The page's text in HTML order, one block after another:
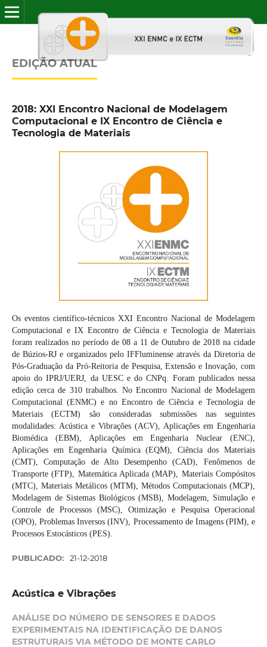
EDIÇÃO ATUAL
2018: XXI Encontro Nacional de Modelagem
Computacional e IX Encontro de Ciência e
Tecnologia de Materiais
Os eventos científico-técnicos XXI Encontro Nacional de Modelagem
Computacional e IX Encontro de Ciência e Tecnologia de Materiais
foram realizados no período de 08 a 11 de Outubro de 2018 na cidade
de Búzios-RJ e organizados pelo IFFluminense através da Diretoria de
Pós-Graduação da Pró-Reitoria de Pesquisa, Extensão e Inovação, com
apoio do IPRJ/UERJ, da UESC e do CNPq. Foram publicados nessa
edição cerca de 310 trabalhos. No Encontro Nacional de Modelagem
Computacional (ENMC) e no Encontro de Ciência e Tecnologia de
Materiais (ECTM) são consideradas submissões nas seguintes
modalidades: Acústica e Vibrações (ACV), Aplicações em Engenharia
Biomédica (EBM), Aplicações em Engenharia Nuclear (ENC),
Aplicações em Engenharia Química (EQM), Ciência dos Materiais
(CMT), Computação de Alto Desempenho (CAD), Fenômenos de
Transporte (FTP), Matemática Aplicada (MAP), Materiais Compósitos
(MTC), Materiais Metálicos (MTM), Métodos Computacionais (MCP),
Modelagem de Sistemas Biológicos (MSB), Modelagem, Simulação e
Controle de Processos (MSC), Otimização e Pesquisa Operacional
(OPO), Problemas Inversos (INV), Processamento de Imagens (PIM), e
Processos Estocásticos (PES).
PUBLICADO: 21-12-2018
Acústica e Vibrações
ANÁLISE DO NÚMERO DE SENSORES E DADOS
EXPERIMENTAIS NA IDENTIFICAÇÃO DE DANOS
ESTRUTURAIS VIA MÉTODO DE MONTE CARLO